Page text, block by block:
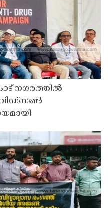
നഗരത്തിൽ